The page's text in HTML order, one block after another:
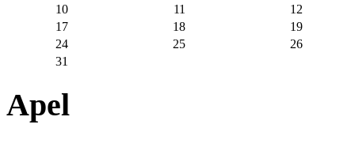
10
11
12
17
18
19
24
25
26
31
Apel